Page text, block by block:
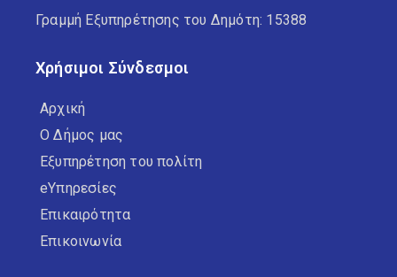
Γραμμή Εξυπηρέτησης του Δημότη: 15388
Χρήσιμοι Σύνδεσμοι
Αρχική
Ο Δήμος μας
Εξυπηρέτηση του πολίτη
eΥπηρεσίες
Επικαιρότητα
Επικοινωνία